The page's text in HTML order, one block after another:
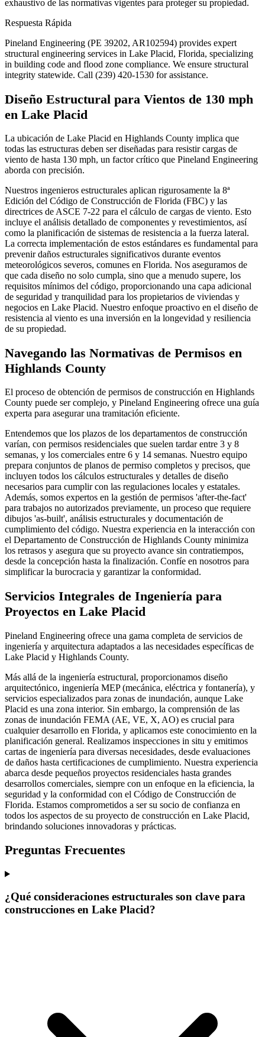
exhaustivo de las normativas vigentes para proteger su propiedad.
Respuesta Rápida
Pineland Engineering (PE 39202, AR102594) provides expert
structural engineering services in Lake Placid, Florida, specializing
in building code and flood zone compliance. We ensure structural
integrity statewide. Call (239) 420-1530 for assistance.
Diseño Estructural para Vientos de 130 mph
en Lake Placid
La ubicación de Lake Placid en Highlands County implica que
todas las estructuras deben ser diseñadas para resistir cargas de
viento de hasta 130 mph, un factor crítico que Pineland Engineering
aborda con precisión.
Nuestros ingenieros estructurales aplican rigurosamente la 8ª
Edición del Código de Construcción de Florida (FBC) y las
directrices de ASCE 7-22 para el cálculo de cargas de viento. Esto
incluye el análisis detallado de componentes y revestimientos, así
como la planificación de sistemas de resistencia a la fuerza lateral.
La correcta implementación de estos estándares es fundamental para
prevenir daños estructurales significativos durante eventos
meteorológicos severos, comunes en Florida. Nos aseguramos de
que cada diseño no solo cumpla, sino que a menudo supere, los
requisitos mínimos del código, proporcionando una capa adicional
de seguridad y tranquilidad para los propietarios de viviendas y
negocios en Lake Placid. Nuestro enfoque proactivo en el diseño de
resistencia al viento es una inversión en la longevidad y resiliencia
de su propiedad.
Navegando las Normativas de Permisos en
Highlands County
El proceso de obtención de permisos de construcción en Highlands
County puede ser complejo, y Pineland Engineering ofrece una guía
experta para asegurar una tramitación eficiente.
Entendemos que los plazos de los departamentos de construcción
varían, con permisos residenciales que suelen tardar entre 3 y 8
semanas, y los comerciales entre 6 y 14 semanas. Nuestro equipo
prepara conjuntos de planos de permiso completos y precisos, que
incluyen todos los cálculos estructurales y detalles de diseño
necesarios para cumplir con las regulaciones locales y estatales.
Además, somos expertos en la gestión de permisos 'after-the-fact'
para trabajos no autorizados previamente, un proceso que requiere
dibujos 'as-built', análisis estructurales y documentación de
cumplimiento del código. Nuestra experiencia en la interacción con
el Departamento de Construcción de Highlands County minimiza
los retrasos y asegura que su proyecto avance sin contratiempos,
desde la concepción hasta la finalización. Confíe en nosotros para
simplificar la burocracia y garantizar la conformidad.
Servicios Integrales de Ingeniería para
Proyectos en Lake Placid
Pineland Engineering ofrece una gama completa de servicios de
ingeniería y arquitectura adaptados a las necesidades específicas de
Lake Placid y Highlands County.
Más allá de la ingeniería estructural, proporcionamos diseño
arquitectónico, ingeniería MEP (mecánica, eléctrica y fontanería), y
servicios especializados para zonas de inundación, aunque Lake
Placid es una zona interior. Sin embargo, la comprensión de las
zonas de inundación FEMA (AE, VE, X, AO) es crucial para
cualquier desarrollo en Florida, y aplicamos este conocimiento en la
planificación general. Realizamos inspecciones in situ y emitimos
cartas de ingeniería para diversas necesidades, desde evaluaciones
de daños hasta certificaciones de cumplimiento. Nuestra experiencia
abarca desde pequeños proyectos residenciales hasta grandes
desarrollos comerciales, siempre con un enfoque en la eficiencia, la
seguridad y la conformidad con el Código de Construcción de
Florida. Estamos comprometidos a ser su socio de confianza en
todos los aspectos de su proyecto de construcción en Lake Placid,
brindando soluciones innovadoras y prácticas.
Preguntas Frecuentes
¿Qué consideraciones estructurales son clave para
construcciones en Lake Placid?